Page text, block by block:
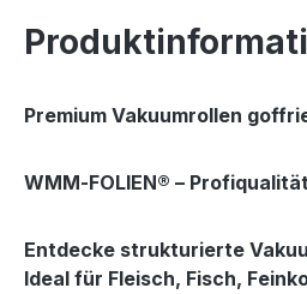
Premium Vakuumrollen
WMM‑FOLIEN® –
Entdecke strukturierte
Ideal für Fleisch, Fisch,